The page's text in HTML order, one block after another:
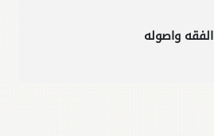
الفقه واصوله